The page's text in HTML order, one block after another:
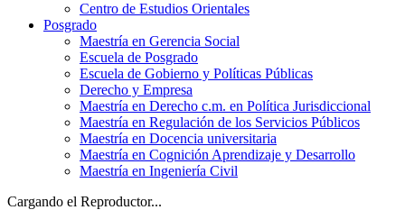
Centro de Estudios Orientales
Posgrado
Maestría en Gerencia Social
Escuela de Posgrado
Escuela de Gobierno y Políticas Públicas
Derecho y Empresa
Maestría en Derecho c.m. en Política Jurisdiccional
Maestría en Regulación de los Servicios Públicos
Maestría en Docencia universitaria
Maestría en Cognición Aprendizaje y Desarrollo
Maestría en Ingeniería Civil
Cargando el Reproductor...